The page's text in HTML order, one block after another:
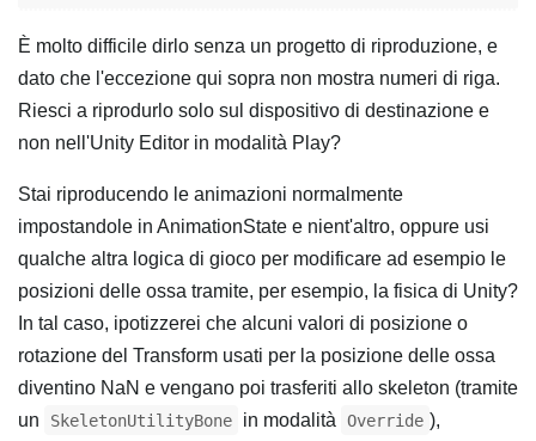
È molto difficile dirlo senza un progetto di riproduzione, e
dato che l'eccezione qui sopra non mostra numeri di riga.
Riesci a riprodurlo solo sul dispositivo di destinazione e
non nell'Unity Editor in modalità Play?
Stai riproducendo le animazioni normalmente
impostandole in AnimationState e nient'altro, oppure usi
qualche altra logica di gioco per modificare ad esempio le
posizioni delle ossa tramite, per esempio, la fisica di Unity?
In tal caso, ipotizzerei che alcuni valori di posizione o
rotazione del Transform usati per la posizione delle ossa
diventino NaN e vengano poi trasferiti allo skeleton (tramite
un
SkeletonUtilityBone in modalità Override ),